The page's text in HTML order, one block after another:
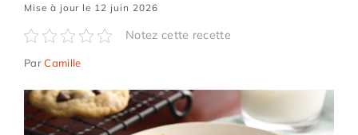
Mise à jour le 12 juin 2026
Notez cette recette
ParCamille